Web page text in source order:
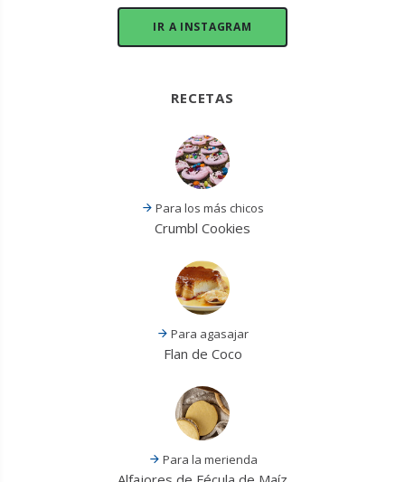
IR A INSTAGRAM
RECETAS
Para los más chicos
Crumbl Cookies
Para agasajar
Flan de Coco
Para la merienda